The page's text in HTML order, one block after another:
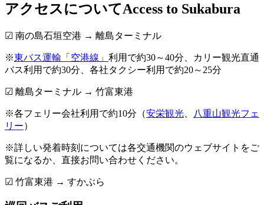
アクセスについてAccess to Sukabura
☑ 南の島石垣空港 → 離島ターミナル
※東バス運輸「空港線」 利用で約30～40分、カリー観光直通
バス利用で約30分、各社タクシー利用で約20～25分
☑ 離島ターミナル → 竹富東港
※各フェリー会社利用で約10分（安栄観光
八重山観光フェ
リー）
※詳しい発着時刻については各交通機関のウェブサイトをご
覧になるか、直接お問い合わせください。
☑ 竹富東港 → すかぶら